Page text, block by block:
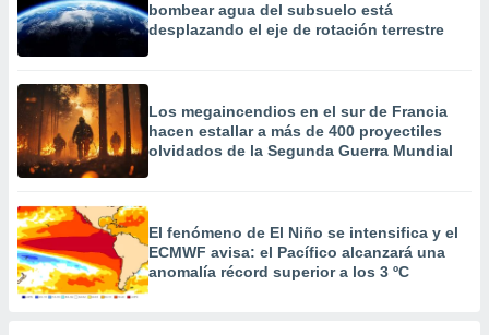
bombear agua del subsuelo está
desplazando el eje de rotación terrestre
Los megaincendios en el sur de Francia
hacen estallar a más de 400 proyectiles
olvidados de la Segunda Guerra Mundial
El fenómeno de El Niño se intensifica y el
ECMWF avisa: el Pacífico alcanzará una
anomalía récord superior a los 3 ºC